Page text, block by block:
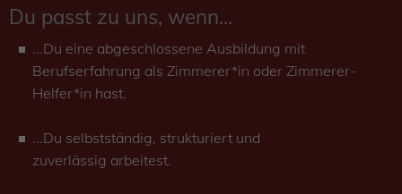
Du passt zu uns, wenn...
...Du eine abgeschlossene Ausbildung mit
Berufserfahrung als Zimmerer*in oder Zimmerer-
Helfer*in hast.
...Du selbstständig, strukturiert und
zuverlässig arbeitest.